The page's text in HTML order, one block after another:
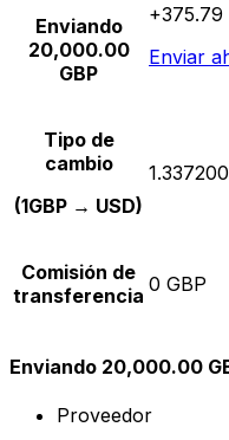
Enviando
20,000.00
GBP
+375.79
Enviar
Tipo de
cambio
(1GBP → USD)
1.337200
Comisión de
transferencia 0 GBP
Enviando 20,000.00
Proveedor